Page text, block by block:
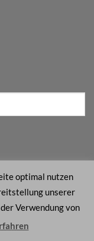
GmbH
optimal nutzen
unserer
Verwendung von